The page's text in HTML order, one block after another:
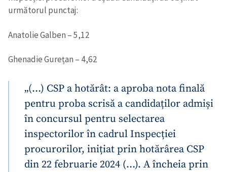
următorul punctaj:
Anatolie Galben – 5,12
Ghenadie Gurețan – 4,62
„(…) CSP a hotărât: a aproba nota finală
pentru proba scrisă a candidaților admiși
în concursul pentru selectarea
inspectorilor în cadrul Inspecției
procurorilor, inițiat prin hotărârea CSP
din 22 februarie 2024 (…). A încheia prin